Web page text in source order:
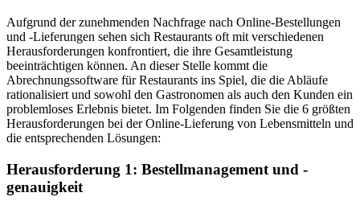
Aufgrund der zunehmenden Nachfrage nach Online-Bestellungen
und -Lieferungen sehen sich Restaurants oft mit verschiedenen
Herausforderungen konfrontiert, die ihre Gesamtleistung
beeinträchtigen können. An dieser Stelle kommt die
Abrechnungssoftware für Restaurants ins Spiel, die die Abläufe
rationalisiert und sowohl den Gastronomen als auch den Kunden ein
problemloses Erlebnis bietet. Im Folgenden finden Sie die 6 größten
Herausforderungen bei der Online-Lieferung von Lebensmitteln und
die entsprechenden Lösungen:
Herausforderung 1: Bestellmanagement und -
genauigkeit